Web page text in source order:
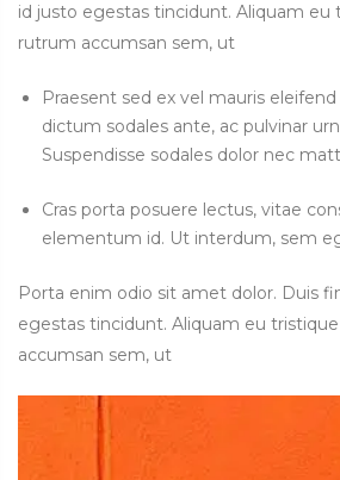
id justo egestas tincidunt. Aliquam eu
rutrum accumsan sem, ut
Praesent sed ex vel mauris
dictum sodales ante, ac pulvinar
Suspendisse sodales dolor nec
Cras porta posuere lectus, vitae
elementum id. Ut interdum, sem
Porta enim odio sit amet dolor. Duis
egestas tincidunt. Aliquam eu
accumsan sem, ut